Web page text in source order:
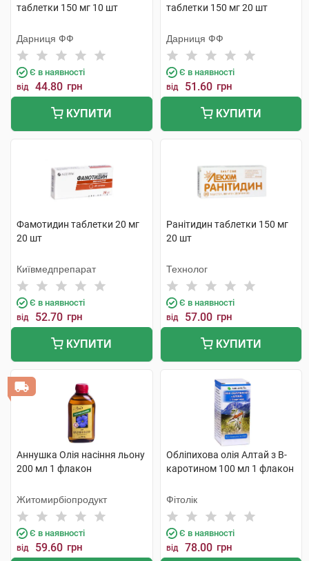
таблетки 150 мг 10 шт
Дарниця ФФ
Є в наявності
від 44.80 грн
КУПИТИ
таблетки 150 мг 20 шт
Дарниця ФФ
Є в наявності
від 51.60 грн
КУПИТИ
Фамотидин таблетки 20 мг
20 шт
Київмедпрепарат
Є в наявності
від 52.70 грн
КУПИТИ
Ранітидин таблетки 150 мг
20 шт
Технолог
Є в наявності
від 57.00 грн
КУПИТИ
Аннушка Олія насіння льону
200 мл 1 флакон
Житомирбіопродукт
Є в наявності
від 59.60 грн
Обліпихова олія Алтай з B-
каротином 100 мл 1 флакон
Фітолік
Є в наявності
від 78.00 грн